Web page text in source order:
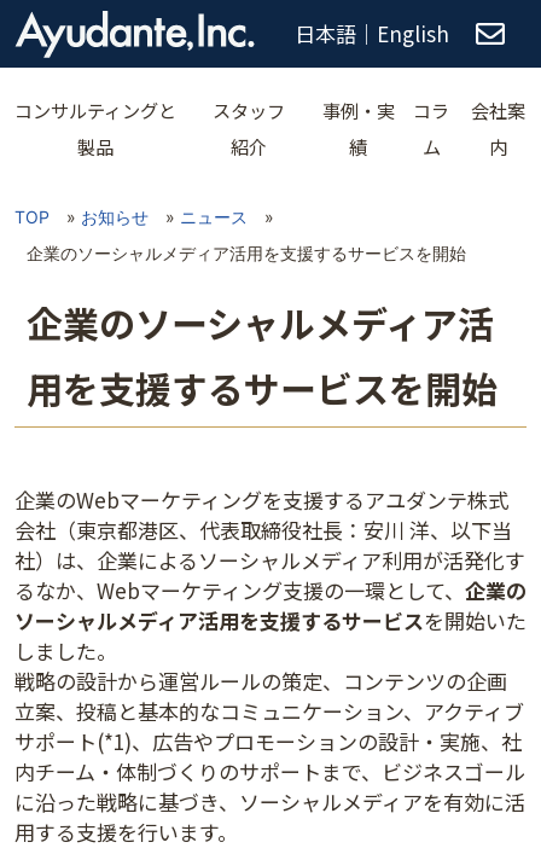
日本語 ｜ English
コンサルティングと
製品
スタッフ
紹介
事例・実
績
コラ
ム
会社案
内
TOP » お知らせ » ニュース
»
企業のソーシャルメディア活用を支援するサービスを開始
企業のソーシャルメディア活
用を支援するサービスを開始
企業のWebマーケティングを支援するアユダンテ株式
会社（東京都港区、代表取締役社長：安川 洋、以下当
社）は、企業によるソーシャルメディア利用が活発化す
るなか、Webマーケティング支援の一環として、 企業の
ソーシャルメディア活用を支援するサービスを開始いた
しました。
戦略の設計から運営ルールの策定、コンテンツの企画
立案、投稿と基本的なコミュニケーション、アクティブ
サポート(*1)、広告やプロモーションの設計・実施、社
内チーム・体制づくりのサポートまで、ビジネスゴール
に沿った戦略に基づき、ソーシャルメディアを有効に活
用する支援を行います。